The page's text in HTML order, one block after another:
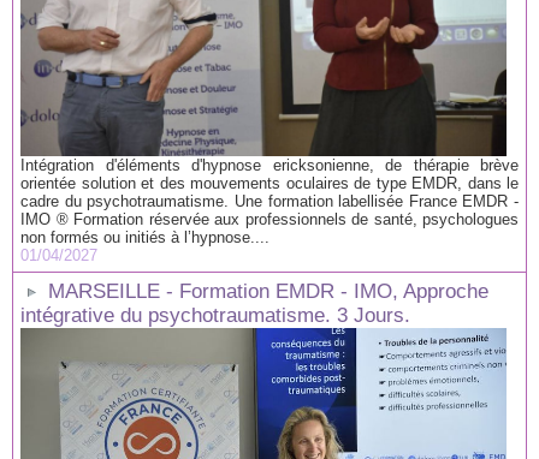
Intégration d'éléments d'hypnose ericksonienne, de thérapie brève
orientée solution et des mouvements oculaires de type EMDR, dans le
cadre du psychotraumatisme. Une formation labellisée France EMDR -
IMO ® Formation réservée aux professionnels de santé, psychologues
non formés ou initiés à l’hypnose....
01/04/2027
MARSEILLE - Formation EMDR - IMO, Approche
intégrative du psychotraumatisme. 3 Jours.